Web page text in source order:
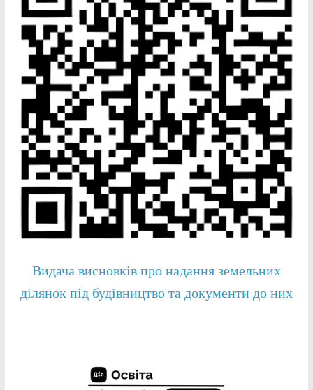
Видача висновків про надання земельних
ділянок під будівництво та документи до них